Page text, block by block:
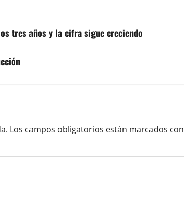
tres años y la cifra sigue creciendo
Los campos obligatorios están marcados con